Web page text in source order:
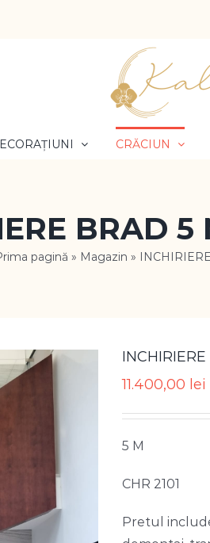
CRĂCIUN
BRAD
pagină » Magazin »
11.400,00 lei
5 M
CHR 2101
Pretul